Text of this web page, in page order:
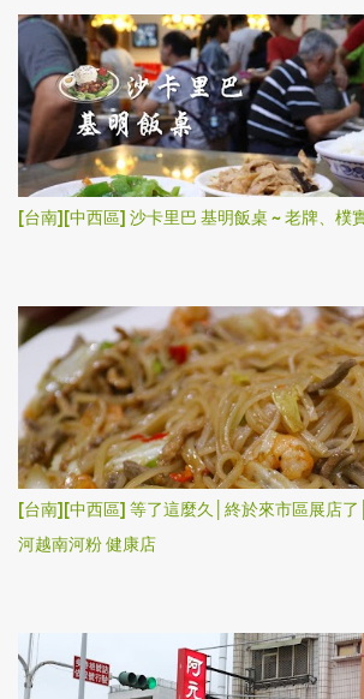
[台南][中西區] 沙卡里巴 基明飯桌 ~ 老牌、樸
[台南][中西區] 等了這麼久│終於來市區展店
河越南河粉 健康店